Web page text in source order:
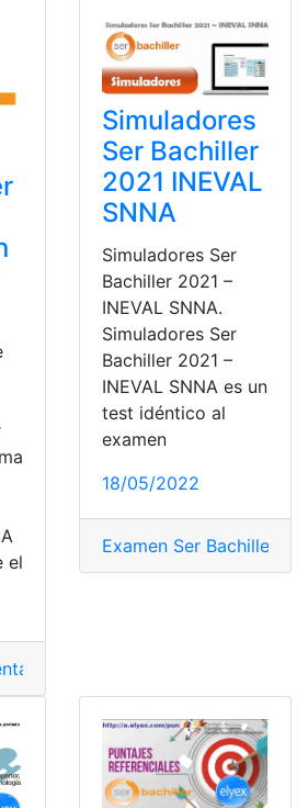
el
Ecuador
Simuladores
Ser Bachiller
2021 INEVAL
SNNA
Simuladores Ser
Bachiller 2021 –
INEVAL SNNA.
Simuladores Ser
Bachiller 2021 –
INEVAL SNNA es un
test idéntico al
examen
18/05/2022
Examen Ser Bachiller